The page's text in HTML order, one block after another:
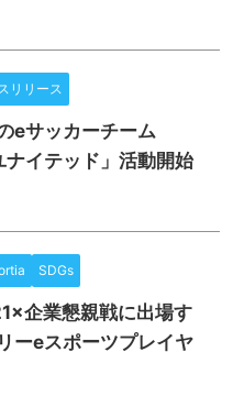
リリース
eサッカーチーム
ナイテッド」活動開始
SDGs
企業懇親戦に出場す
ーeスポーツプレイヤ